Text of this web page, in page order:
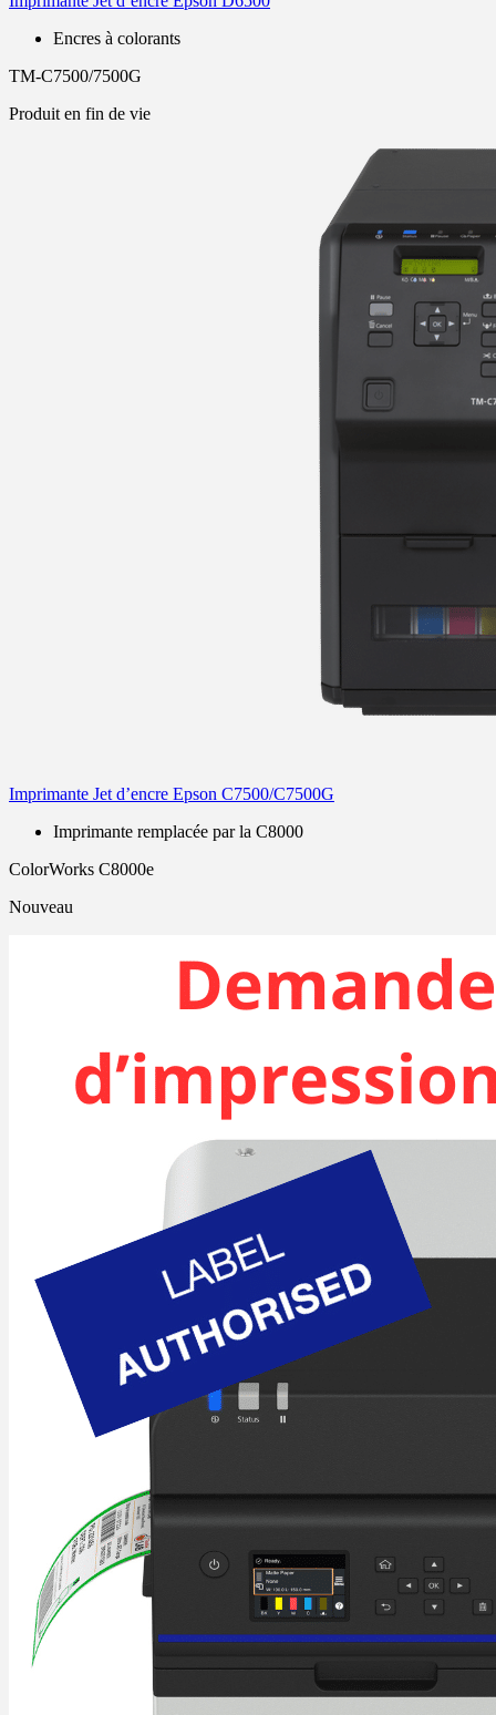
Encres à colorants
TM-C7500/7500G
Produit en fin de vie
Imprimante Jet d’encre Epson C7500/C7500G
Imprimante remplacée par la C8000
ColorWorks C8000e
Nouveau